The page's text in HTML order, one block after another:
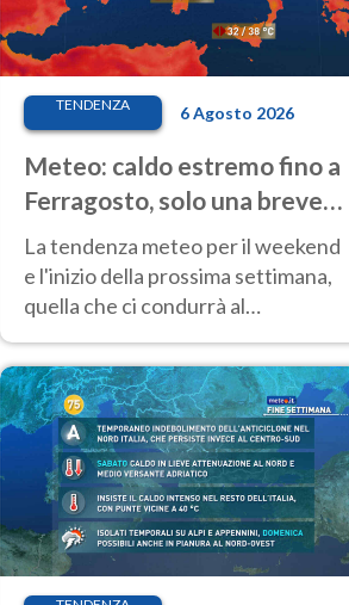
TENDENZA 6 Agosto 2026
Meteo: caldo estremo fino a
Ferragosto, solo una breve
pausa. Ecco dove
La tendenza meteo per il weekend
e l'inizio della prossima settimana,
quella che ci condurrà al
temperature molto elevate